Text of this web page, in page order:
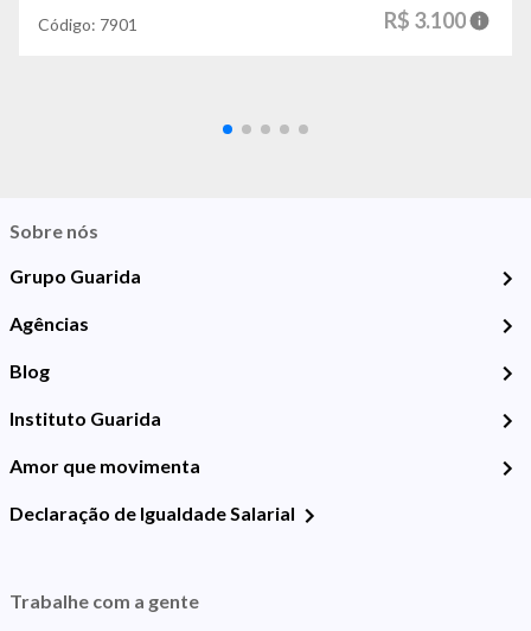
Código: 7901 R$ 3.100
Sobre nós
Grupo Guarida
Agências
Blog
Instituto Guarida
Amor que movimenta
Declaração de Igualdade Salarial
Trabalhe com a gente